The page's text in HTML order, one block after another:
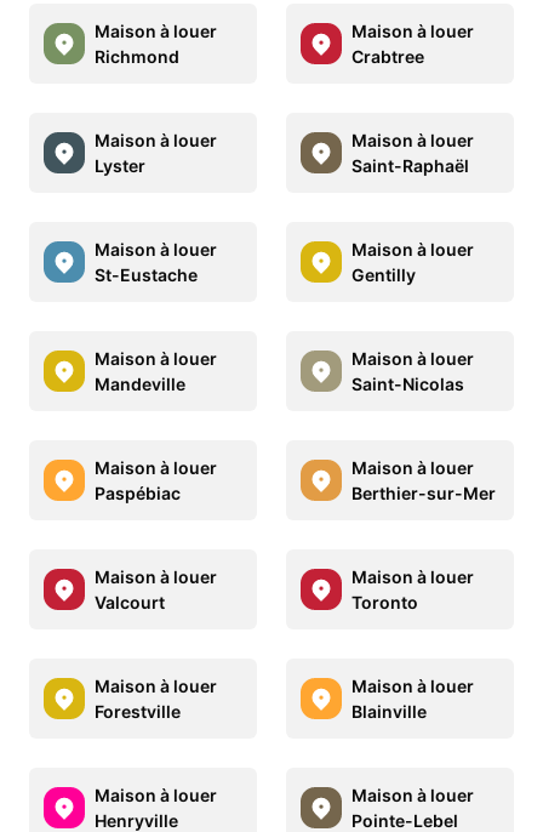
Maison à louer
Richmond
Maison à louer
Crabtree
Maison à louer
Lyster
Maison à louer
Saint-Raphaël
Maison à louer
St-Eustache
Maison à louer
Gentilly
Maison à louer
Mandeville
Maison à louer
Saint-Nicolas
Maison à louer
Paspébiac
Maison à louer
Berthier-sur-Mer
Maison à louer
Valcourt
Maison à louer
Toronto
Maison à louer
Forestville
Maison à louer
Blainville
Maison à louer
Henryville
Maison à louer
Pointe-Lebel